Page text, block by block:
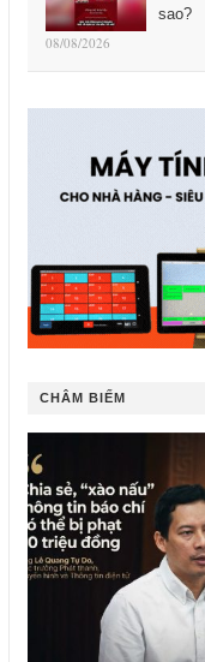
sao?
08/08/2026
CHÂM BIẾM